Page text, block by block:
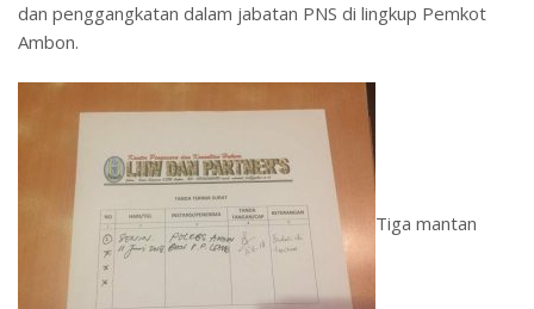
dan penggangkatan dalam jabatan PNS di lingkup Pemkot
Ambon.
Tiga mantan